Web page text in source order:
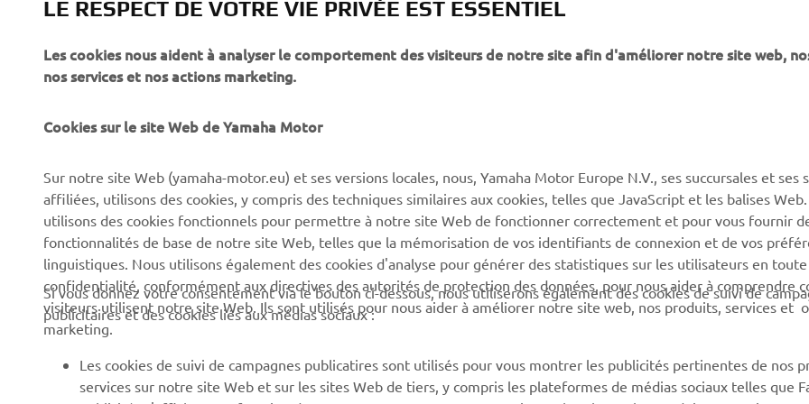
CORPORATE
Événements
Brochures
Travailler chez Yamaha
Devenir concessionnaire
Yamaha « Revs Your Heart
» : Et votre cœur bat plus
PROS & B2B
secours
Professionnels
Robotique
Systèmes pour VAE
Partenariats
Informations techniques
destinées aux revendeurs
Fiche de données de
sécurité Yamalube
PLUS YAMAHA
Yamaha Racing (en)
Yamaha Motor Global (en)
Application mobiles
SUPPORT
Catalogue de pièces
Information sur la gestion
des batteries usagées
LE RESPECT DE VOTRE VIE PRIVÉE EST ESSENTIEL
Les cookies nous aident à analyser le comportement des visiteurs de notre site afin d'améliorer notre site web,
nos services et nos actions marketing.
Cookies sur le site Web de Yamaha Motor
Sur notre site Web (yamaha-motor.eu) et ses versions locales, nous, Yamaha Motor Europe N.V., ses succursales et ses
affiliées, utilisons des cookies, y compris des techniques similaires aux cookies, telles que JavaScript et les balises
utilisons des cookies fonctionnels pour permettre à notre site Web de fonctionner correctement et pour vous fournir
fonctionnalités de base de notre site Web, telles que la mémorisation de vos identifiants de connexion et de vos
linguistiques. Nous utilisons également des cookies d'analyse pour générer des statistiques sur les utilisateurs en toute
confidentialité, conformément aux directives des autorités de protection des données, pour nous aider à comprendre
visiteurs utilisent notre site Web. Ils sont utilisés pour nous aider à améliorer notre site web, nos produits, services et
marketing.
Si vous donnez votre consentement via le bouton ci-dessous, nous utiliserons également des cookies de suivi de
publicitaires et des cookies liés aux médias sociaux :
Les cookies de suivi de campagnes publicatires sont utilisés pour vous montrer les publicités pertinentes de nos
services sur notre site Web et sur les sites Web de tiers, y compris les plateformes de médias sociaux telles que